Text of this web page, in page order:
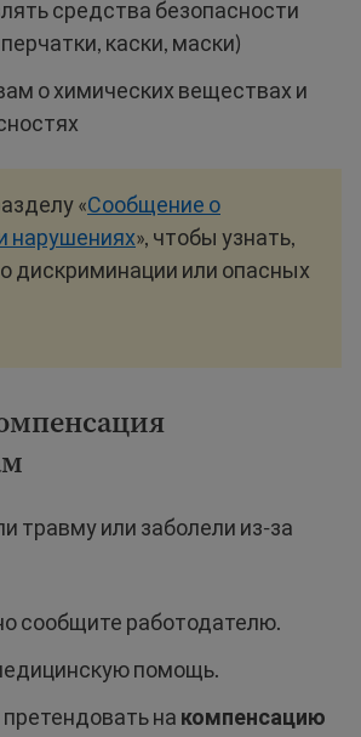
средства безопасности
каски, маски)
о химических веществах и
«Сообщение о
нарушениях», чтобы узнать,
дискриминации или опасных
травму или заболели из-за
сообщите работодателю.
помощь.
на компенсацию